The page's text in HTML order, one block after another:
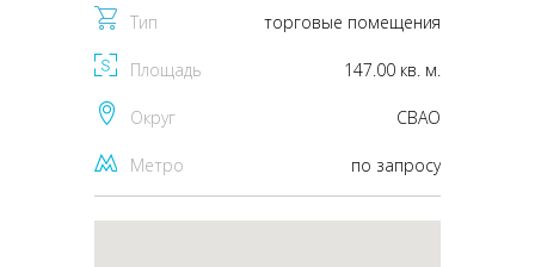
Тип торговые помещения
Площадь 147.00 кв. м.
Округ CВАО
Метро по запросу